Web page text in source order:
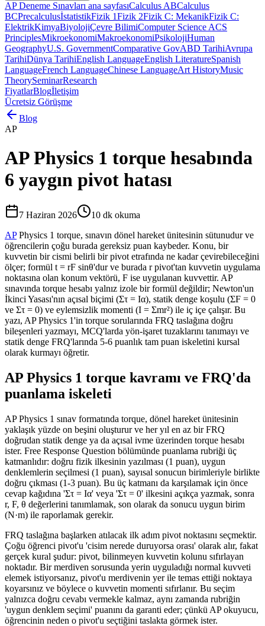
AP Deneme Sınavları ana sayfasıCalculus ABCalculus
BCPrecalculusİstatistikFizik 1Fizik 2Fizik C: MekanikFizik C:
ElektrikKimyaBiyolojiÇevre BilimiComputer Science ACS
PrinciplesMikroekonomiMakroekonomiPsikolojiHuman
GeographyU.S. GovernmentComparative GovABD TarihiAvrupa
TarihiDünya TarihiEnglish LanguageEnglish LiteratureSpanish
LanguageFrench LanguageChinese LanguageArt HistoryMusic
TheorySeminarResearch
FiyatlarBlogİletişim
Ücretsiz Görüşme
Blog
AP
AP Physics 1 torque hesabında
6 yaygın pivot hatası
7 Haziran 2026 10 dk okuma
APPhysics 1 torque, sınavın dönel hareket ünitesinin sütunudur ve
öğrencilerin çoğu burada gereksiz puan kaybeder. Konu, bir
kuvvetin bir cismi belirli bir pivot etrafında ne kadar çevirebileceğini
ölçer; formül t = rF sinθ'dur ve burada r pivot'tan kuvvetin uygulama
noktasına olan konum vektörü, F ise uygulanan kuvvettir. AP
sınavında torque hesabı yalnız izole bir formül değildir; Newton'un
İkinci Yasası'nın açısal biçimi (Στ = Iα), statik denge koşulu (ΣF = 0
ve Στ = 0) ve eylemsizlik momenti (I = Σmr²) ile iç içe çalışır. Bu
yazı, AP Physics 1'in torque sorularında FRQ taslağına doğru
bileşenleri yazmayı, MCQ'larda yön-işaret tuzaklarını tanımayı ve
statik denge FRQ'larında 5-6 puanlık tam puan iskeletini kursal
olarak kurmayı öğretir.
AP Physics 1 torque kavramı ve FRQ'da
puanlama iskeleti
AP Physics 1 sınav formatında torque, dönel hareket ünitesinin
yaklaşık yüzde on beşini oluşturur ve her yıl en az bir FRQ
doğrudan statik denge ya da açısal ivme üzerinden torque hesabı
ister. Free Response Question bölümünde puanlama rubriği üç
katmanlıdır: doğru fizik ilkesinin yazılması (1 puan), uygun
denklemlerin seçilmesi (1 puan), sayısal sonucun birimleriyle birlikte
doğru çıkması (1-3 puan). Bu üç katmanı da karşılamak için önce
cevap kağıdına 'Στ = Iα' veya 'Στ = 0' ilkesini açıkça yazmak, sonra
r, F, θ değerlerini tanımlamak, son olarak da sonucu uygun birim
(N·m) ile raporlamak gerekir.
FRQ taslağına başlarken atılacak ilk adım pivot noktasını seçmektir.
Çoğu öğrenci pivot'u 'cisim nerede duruyorsa orası' olarak alır, fakat
gerçek kural şudur: pivot, bilinmeyen kuvvetin kolunu sıfırlayan
noktadır. Bir merdiven sorusunda yerin uyguladığı normal kuvveti
elemek istiyorsanız, pivot'u merdivenin yer ile temas ettiği noktaya
koyarsınız ve böylece o kuvvetin momenti sıfırlanır. Bu seçim
yalnızca doğru cevabı vermekle kalmaz, aynı zamanda rubriğin
'uygun denklem seçimi' puanını da garanti eder; çünkü AP okuyucu,
öğrencinin neden o pivot'u seçtiğini taslakta görmek ister.